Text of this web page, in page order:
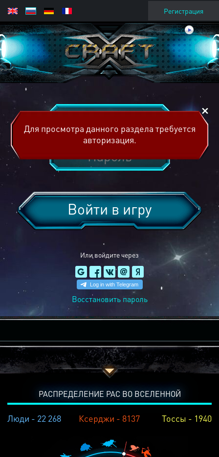
Регистрация
Или войдите через
Войти в игру
Восстановить пароль
Для просмотра данного раздела требуется
авторизация.
РАСПРЕДЕЛЕНИЕ РАС ВО ВСЕЛЕННОЙ
Люди - 22 268 Ксерджи - 8137 Тоссы - 1940